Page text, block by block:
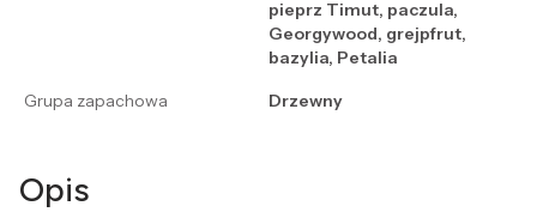
pieprz Timut, paczula,
Georgywood, grejpfrut,
bazylia, Petalia
Grupa zapachowa
Drzewny
Opis